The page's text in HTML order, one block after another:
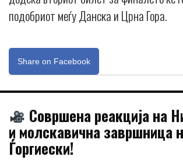
подобриот меѓу Данска и Црна Гора.
Share on Facebook
Совршена реакција на
и молскавична завршница
Ѓоргиески!